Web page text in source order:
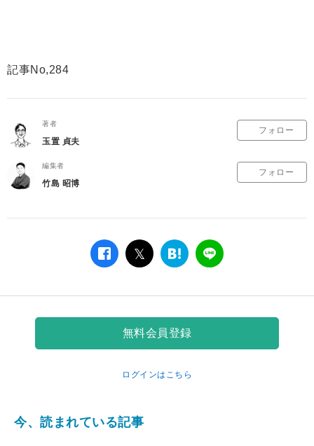
記事No,284
著者
玉置 貞夫
フォロー
編集者
竹島 昭博
フォロー
facebook
twitterは
ッ
ク
ク
LINE
無料会員登録
ログインはこちら
今、読まれている記事